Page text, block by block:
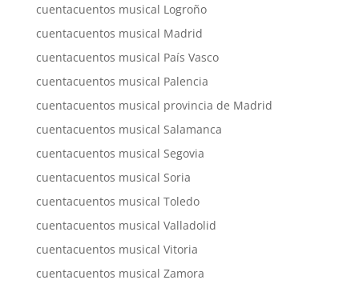
cuentacuentos musical Logroño
cuentacuentos musical Madrid
cuentacuentos musical País Vasco
cuentacuentos musical Palencia
cuentacuentos musical provincia de Madrid
cuentacuentos musical Salamanca
cuentacuentos musical Segovia
cuentacuentos musical Soria
cuentacuentos musical Toledo
cuentacuentos musical Valladolid
cuentacuentos musical Vitoria
cuentacuentos musical Zamora